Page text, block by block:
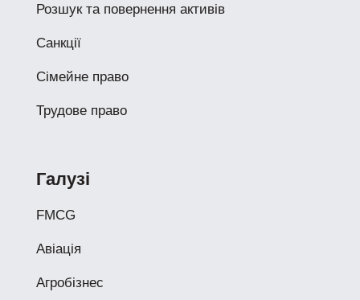
Розшук та повернення активів
Санкції
Сімейне право
Трудове право
Галузі
FMCG
Авіація
Агробізнес